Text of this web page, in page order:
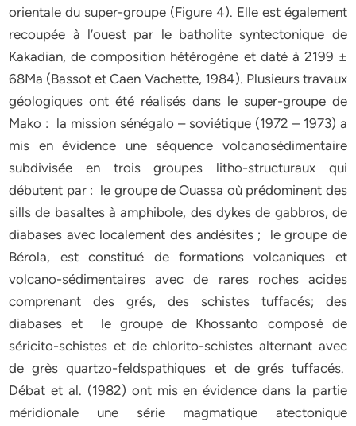
orientale du super-groupe (Figure 4). Elle est également
recoupée à l’ouest par le batholite syntectonique de
Kakadian, de composition hétérogène et daté à 2199 ±
68Ma (Bassot et Caen Vachette, 1984). Plusieurs travaux
géologiques ont été réalisés dans le super-groupe de
Mako : la mission sénégalo – soviétique (1972 – 1973) a
mis en évidence une séquence volcanosédimentaire
subdivisée en trois groupes litho-structuraux qui
débutent par : le groupe de Ouassa où prédominent des
sills de basaltes à amphibole, des dykes de gabbros, de
diabases avec localement des andésites ; le groupe de
Bérola, est constitué de formations volcaniques et
volcano-sédimentaires avec de rares roches acides
comprenant des grés, des schistes tuffacés; des
diabases et le groupe de Khossanto composé de
séricito-schistes et de chlorito-schistes alternant avec
de grès quartzo-feldspathiques et de grés tuffacés.
Débat et al. (1982) ont mis en évidence dans la partie
méridionale une série magmatique atectonique